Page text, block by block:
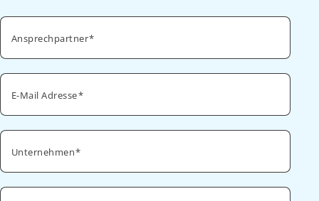
Ansprechpartner
E-Mail Adresse
Unternehmen